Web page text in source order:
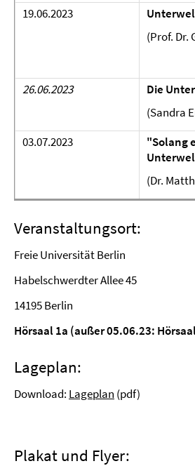
19.06.2023
(Prof. Dr.
26.06.2023
Die
(Sandra
03.07.2023
"Solang
(Dr.
Veranstaltungsort:
Freie Universität Berlin
Habelschwerdter Allee 45
14195 Berlin
Hörsaal 1a (außer 05.06.23:
Lageplan:
Download: Lageplan (pdf)
Plakat und Flyer: